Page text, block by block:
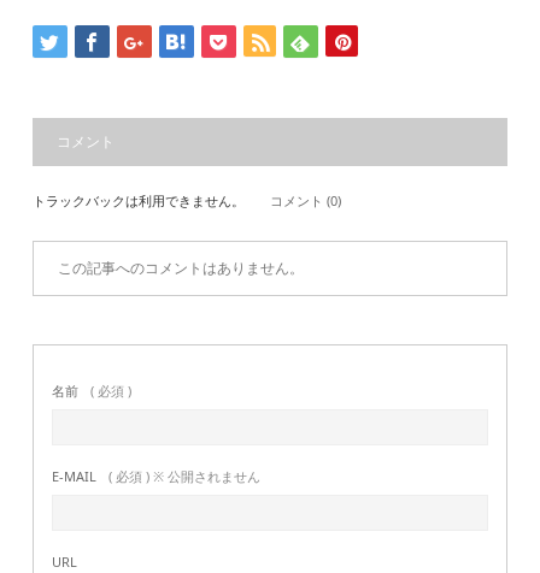
コメント
トラックバックは利用できません。 コメント (0)
この記事へのコメントはありません。
名前 ( 必須 )
E-MAIL ( 必須 ) ※ 公開されません
URL